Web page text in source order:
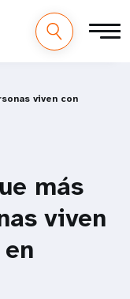
viven con
más
viven